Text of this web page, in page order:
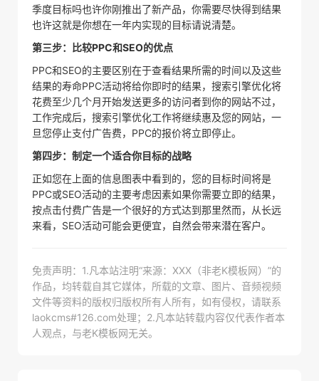
季度目标吗也许你刚推出了新产品，你需要尽快得到结果
也许这就是你想在一年内实现的目标请说清楚。
第三步：比较PPC和SEO的优点
PPC和SEO的主要区别在于查看结果所需的时间以及这些
结果的寿命PPC活动将给你即时的结果，搜索引擎优化将
花费至少几个月开始发送更多的访问者到你的网站不过，
工作完成后，搜索引擎优化工作将继续惠及您的网站，一
旦您停止支付广告费，PPC的报价将立即停止。
第四步：制定一个适合你目标的战略
正如您在上面的信息图表中看到的，您的目标时间将是
PPC或SEO活动的主要考虑因素如果你需要立即的结果，
按点击付费广告是一个很好的方式达到那里然而，从长远
来看，SEO活动可能会更便宜，自然会带来潜在客户。
免责声明：1.凡本站注明“来源：XXX（非老K模板网）”的
作品，均转载自其它媒体，所载的文章、图片、音频视频
文件等资料的版权归版权所有人所有，如有侵权，请联系
laokcms#126.com处理；2.凡本站转载内容仅代表作者本
人观点，与老K模板网无关。